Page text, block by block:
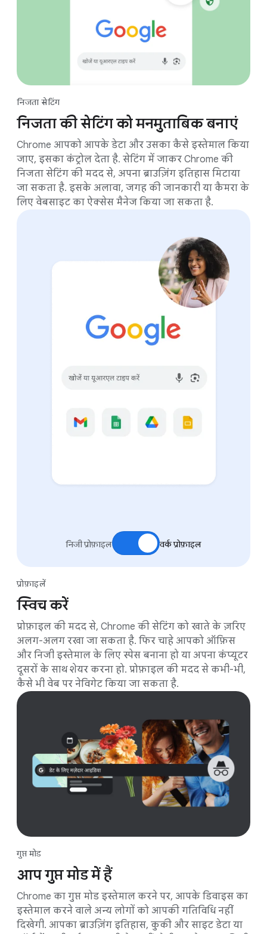
निजता सेटिंग
निजता की सेटिंग को मनमुताबिक बनाएं
Chrome आपको आपके डेटा और उसका कैसे इस्तेमाल किया
जाए, इसका कंट्रोल देता है. सेटिंग में जाकर Chrome की
निजता सेटिंग की मदद से, अपना ब्राउज़िंग इतिहास मिटाया
जा सकता है. इसके अलावा, जगह की जानकारी या कैमरा के
लिए वेबसाइट का ऐक्सेस मैनेज किया जा सकता है.
प्रोफ़ाइलें
स्विच करें
प्रोफ़ाइल की मदद से, Chrome की सेटिंग को खाते के ज़रिए
अलग-अलग रखा जा सकता है. फिर चाहे आपको ऑफ़िस
और निजी इस्तेमाल के लिए स्पेस बनाना हो या अपना कंप्यूटर
दूसरों के साथ शेयर करना हो. प्रोफ़ाइल की मदद से कभी-भी,
कैसे भी वेब पर नेविगेट किया जा सकता है.
निजी प्रोफ़ाइल वर्क प्रोफ़ाइल
गुप्त मोड
आप गुप्त मोड में हैं
Chrome का गुप्त मोड इस्तेमाल करने पर, आपके डिवाइस का
इस्तेमाल करने वाले अन्य लोगों को आपकी गतिविधि नहीं
दिखेगी. आपका ब्राउज़िंग इतिहास, कुकी और साइट डेटा या